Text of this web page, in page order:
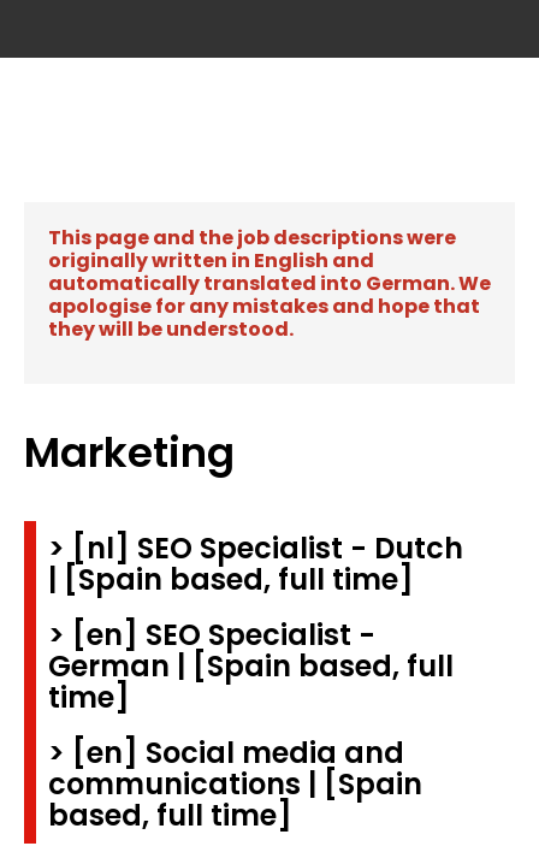
This page and the job descriptions were
originally written in English and
automatically translated into German. We
apologise for any mistakes and hope that
they will be understood.
Marketing
> [nl] SEO Specialist - Dutch
| [Spain based, full time]
> [en] SEO Specialist -
German | [Spain based, full
time]
> [en] Social media and
communications | [Spain
based, full time]